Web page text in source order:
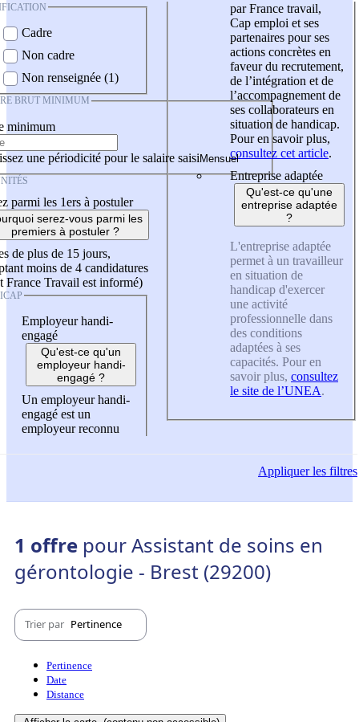
Cadre
Non cadre
Non renseignée (1)
BRUT MINIMUM
minimum
une périodicité pour le salaire saisi
parmi les 1ers à postuler
serez-vous parmi les
premiers à postuler ?
de plus de 15 jours,
moins de 4 candidatures
France Travail est informé)
Employeur handi-
engagé
Qu'est-ce qu'un
employeur handi-
engagé ?
Un employeur handi-
engagé est un
employeur reconnu
par France travail,
Cap emploi et ses
partenaires pour ses
actions concrètes en
faveur du recrutement,
de l’intégration et de
l’accompagnement de
ses collaborateurs en
situation de handicap.
Pour en savoir plus,
consultez cet article.
Entreprise adaptée
Qu'est-ce qu'une
entreprise adaptée
?
L'entreprise adaptée
permet à un travailleur
en situation de
handicap d'exercer
une activité
professionnelle dans
des conditions
adaptées à ses
capacités. Pour en
savoir plus, consultez
le site de l’UNEA.
Appliquerles filtres
1 offre pour Assistant de soins en
gérontologie - Brest (29200)
Trier par Pertinence
Pertinence
Date
Distance